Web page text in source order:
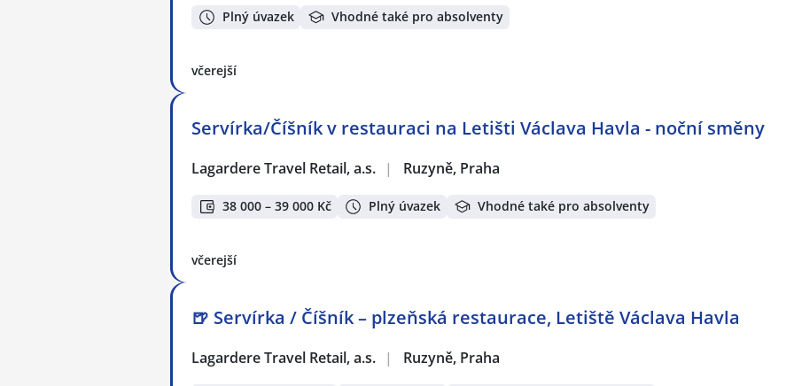
Plný úvazek Vhodné také pro absolventy
včerejší
Servírka/Číšník v restauraci na Letišti Václava Havla - noční směny
Lagardere Travel Retail, a.s. | Ruzyně, Praha
38 000 – 39 000 Kč Plný úvazek Vhodné také pro absolventy
včerejší
🍺 Servírka / Číšník – plzeňská restaurace, Letiště Václava Havla
Lagardere Travel Retail, a.s. | Ruzyně, Praha